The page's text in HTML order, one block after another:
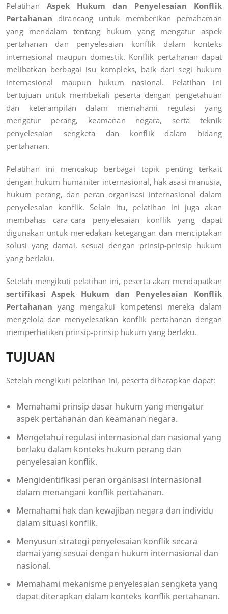
Pelatihan Aspek Hukum dan Penyelesaian Konflik
Pertahanan dirancang untuk memberikan pemahaman
yang mendalam tentang hukum yang mengatur aspek
pertahanan dan penyelesaian konflik dalam konteks
internasional maupun domestik. Konflik pertahanan dapat
melibatkan berbagai isu kompleks, baik dari segi hukum
internasional maupun hukum nasional. Pelatihan ini
bertujuan untuk membekali peserta dengan pengetahuan
dan keterampilan dalam memahami regulasi yang
mengatur perang, keamanan negara, serta teknik
penyelesaian sengketa dan konflik dalam bidang
pertahanan.
Pelatihan ini mencakup berbagai topik penting terkait
dengan hukum humaniter internasional, hak asasi manusia,
hukum perang, dan peran organisasi internasional dalam
penyelesaian konflik. Selain itu, pelatihan ini juga akan
membahas cara-cara penyelesaian konflik yang dapat
digunakan untuk meredakan ketegangan dan menciptakan
solusi yang damai, sesuai dengan prinsip-prinsip hukum
yang berlaku.
Setelah mengikuti pelatihan ini, peserta akan mendapatkan
sertifikasi Aspek Hukum dan Penyelesaian Konflik
Pertahanan yang mengakui kompetensi mereka dalam
mengelola dan menyelesaikan konflik pertahanan dengan
memperhatikan prinsip-prinsip hukum yang berlaku.
TUJUAN
Setelah mengikuti pelatihan ini, peserta diharapkan dapat:
Memahami prinsip dasar hukum yang mengatur
aspek pertahanan dan keamanan negara.
Mengetahui regulasi internasional dan nasional yang
berlaku dalam konteks hukum perang dan
penyelesaian konflik.
Mengidentifikasi peran organisasi internasional
dalam menangani konflik pertahanan.
Memahami hak dan kewajiban negara dan individu
dalam situasi konflik.
Menyusun strategi penyelesaian konflik secara
damai yang sesuai dengan hukum internasional dan
nasional.
Memahami mekanisme penyelesaian sengketa yang
dapat diterapkan dalam konteks konflik pertahanan.